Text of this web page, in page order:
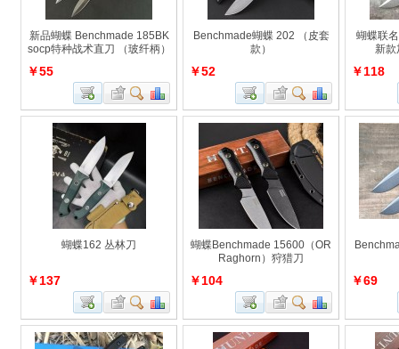
新品蝴蝶 Benchmade 185BK
socp特种战术直刀 （玻纤柄）
￥55
Benchmade蝴蝶 202 （皮套
款）
￥52
蝴蝶联
新
￥118
蝴蝶162 丛林刀
￥137
蝴蝶Benchmade 15600（OR
Raghorn）狩猎刀
￥104 ￥69